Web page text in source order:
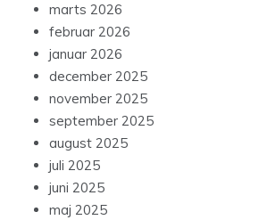
marts 2026
februar 2026
januar 2026
december 2025
november 2025
september 2025
august 2025
juli 2025
juni 2025
maj 2025